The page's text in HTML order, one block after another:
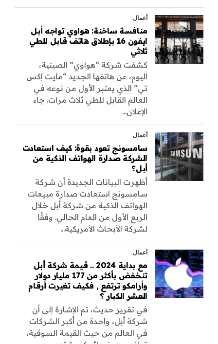
أعمال
منافسة ساخنة: هواوي تواجه أبل
ايفون 16 بإطلاق هاتف قابل للطي
ثلاثي
كشفت شركة “هواوي” الصينية،
اليوم، عن هاتفها الجديد “مايت إكس
تي” الذي يعتبر الأول من نوعه في
العالم القابل للطي ثلاث مرات. جاء
الإعلان...
أعمال
سامسونج تعود بقوة: كيف استعادت
الشركة صدارة الهواتف الذكية من
أبل؟
أظهرت البيانات الجديدة أن شركة
سامسونج استعادت صدارة مبيعات
الهواتف الذكية من شركة أبل خلال
الربع الأول من العام الحالي. وفقًا
لشركة الأبحاث الأمريكية...
أعمال
مع بداية 2024 .. قيمة شركة أبل
تنخفض بأكثر من 177 مليار دولار
وأرامكو ترتفع , فكيف تغيرت أرقام
العشر الكبار ؟
في تقرير حديث، تم الإشارة إلى أن
شركة أبل، واحدة من أكبر الشركات
في العالم من حيث القيمة السوقية،